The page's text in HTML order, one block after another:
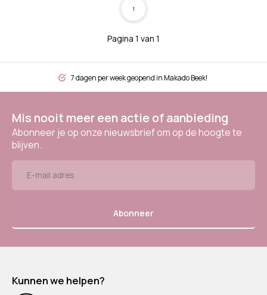
Pagina 1 van 1
1
7 dagen per week geopend in Makado Beek!
Mis nooit meer een actie of aanbieding
Abonneer je op onze nieuwsbrief om op de hoogte te
blijven.
Abonneer
Kunnen we helpen?